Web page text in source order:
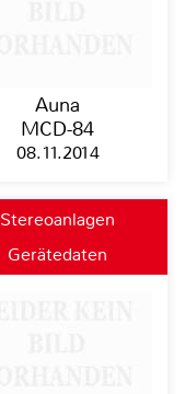
Auna
MCD-84
08.11.2014
Stereoanlagen
Gerätedaten